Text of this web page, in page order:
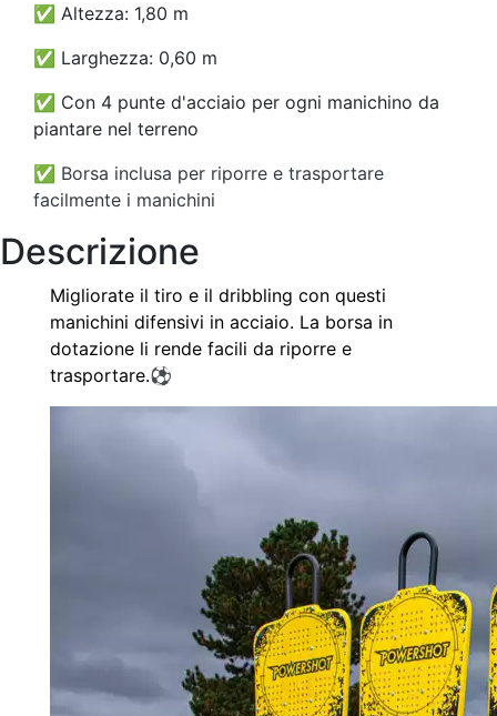
✅ Altezza: 1,80 m
✅ Larghezza: 0,60 m
✅ Con 4 punte d'acciaio per ogni manichino da
piantare nel terreno
✅ Borsa inclusa per riporre e trasportare
facilmente i manichini
Descrizione
Migliorate il tiro e il dribbling con questi
manichini difensivi in acciaio. La borsa in
dotazione li rende facili da riporre e
trasportare.⚽️